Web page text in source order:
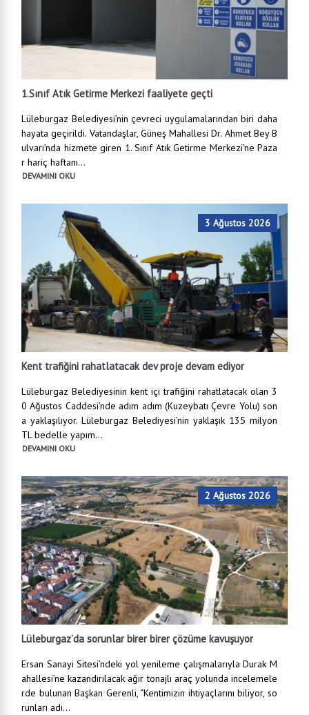
1.Sınıf Atık Getirme Merkezi faaliyete geçti
Lüleburgaz Belediyesi’nin çevreci uygulamalarından biri daha
hayata geçirildi. Vatandaşlar, Güneş Mahallesi Dr. Ahmet Bey B
ulvarı’nda hizmete giren 1. Sınıf Atık Getirme Merkezi’ne Paza
r hariç haftanı...
DEVAMINI OKU
3 Ağustos 2026
Kent trafiğini rahatlatacak dev proje devam ediyor
Lüleburgaz Belediyesinin kent içi trafiğini rahatlatacak olan 3
0 Ağustos Caddesi’nde adım adım (Kuzeybatı Çevre Yolu) son
a yaklaşılıyor. Lüleburgaz Belediyesi’nin yaklaşık 135 milyon
TL bedelle yapım...
DEVAMINI OKU
2 Ağustos 2026
Lüleburgaz’da sorunlar birer birer çözüme kavuşuyor
Ersan Sanayi Sitesi’ndeki yol yenileme çalışmalarıyla Durak M
ahallesi’ne kazandırılacak ağır tonajlı araç yolunda incelemele
rde bulunan Başkan Gerenli, “Kentimizin ihtiyaçlarını biliyor, so
runları adı...